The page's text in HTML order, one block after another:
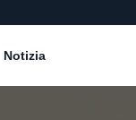
Notizia